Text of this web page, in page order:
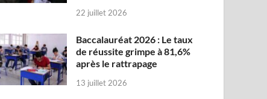
22 juillet 2026
Baccalauréat 2026 : Le taux
de réussite grimpe à 81,6%
après le rattrapage
13 juillet 2026